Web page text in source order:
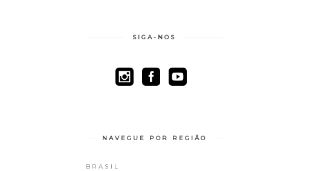
SIGA-NOS
NAVEGUE POR REGIÃO
BRASIL